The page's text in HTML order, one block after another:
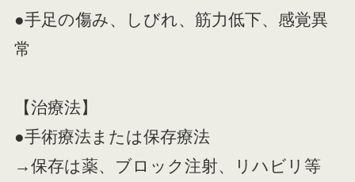
●手足の傷み、しびれ、筋力低下、感覚異
常
【治療法】
●手術療法または保存療法
→保存は薬、ブロック注射、リハビリ等